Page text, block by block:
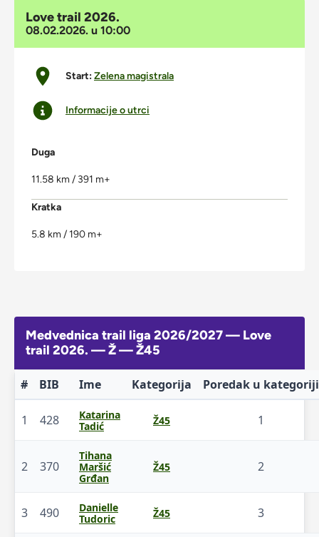
Love trail 2026.
08.02.2026. u 10:00
Start:Zelena magistrala
Informacije o utrci
Duga
11.58 km / 391 m+
Kratka
5.8 km / 190 m+
Medvednica trail liga 2026/2027 — Love
trail 2026. — Ž — Ž45
# BIB Ime Kategorija Poredak u kategoriji
1 428
Katarina
Tadić
Ž45 1
2 370
Tihana
Maršić
Grđan
Ž45 2
3 490
Danielle
Tudoric
Ž45 3